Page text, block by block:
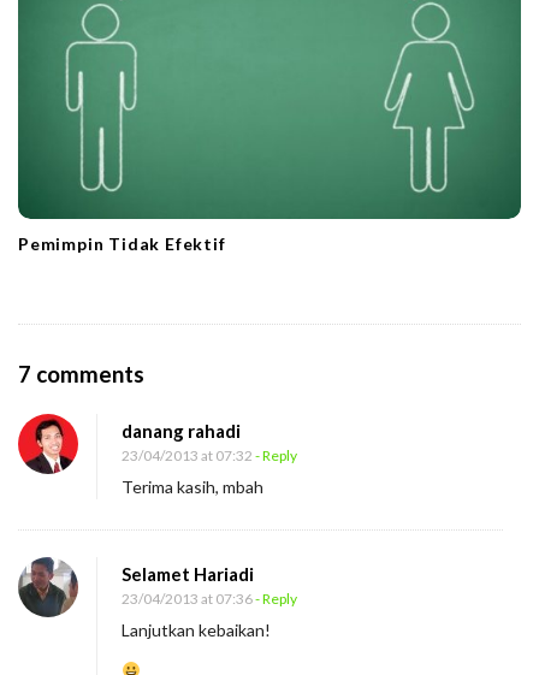
Pemimpin Tidak Efektif
7 comments
B
s
a
i
n
danang rahadi
23/04/2013 at 07:32 - Reply
Terima kasih, mbah
Selamet Hariadi
23/04/2013 at 07:36- Reply
Lanjutkan kebaikan!